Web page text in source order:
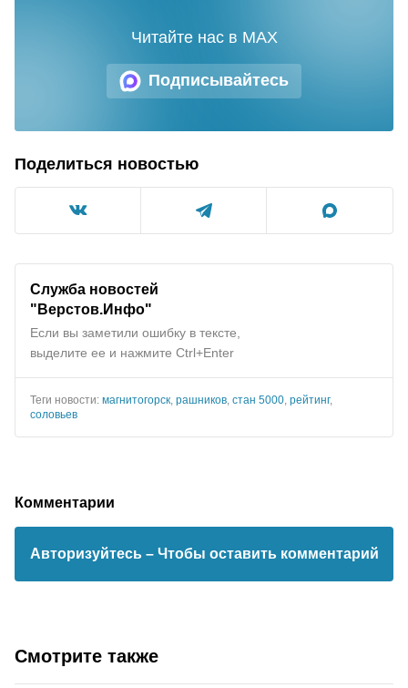
Подписывайтесь
Читайте нас в MAX
Поделиться новостью
Служба новостей
"Верстов.Инфо"
Если вы заметили ошибку в тексте,
выделите ее и нажмите Ctrl+Enter
Теги новости: магнитогорск рашников стан 5000 рейтинг,
соловьев
Комментарии
Авторизуйтесь – Чтобы оставить комментарий
Смотрите также